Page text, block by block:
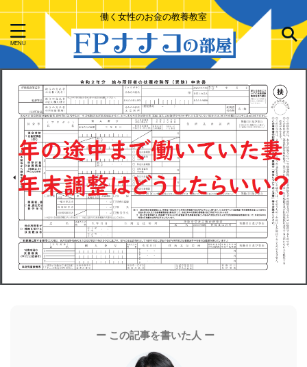
働く女性のお金の教養教室
ー この記事を書いた人 ー